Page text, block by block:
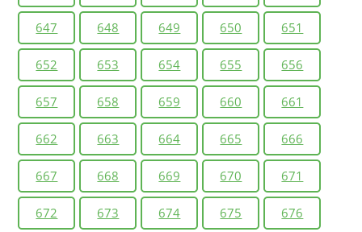
647 648 649 650 651
652 653 654 655 656
657 658 659 660 661
662 663 664 665 666
667 668 669 670 671
672 673 674 675 676